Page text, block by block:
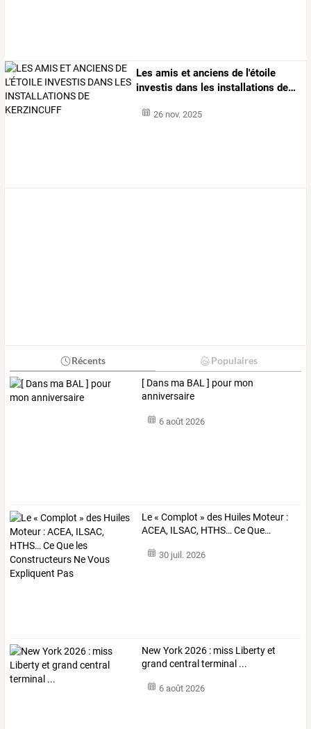
Les amis et anciens de l'étoile
investis dans les installations de…
26 nov. 2025
Récents Populaires
[ Dans ma BAL ] pour mon
anniversaire
6 août 2026
Le« Complot » des Huiles Moteur :
ACEA, ILSAC, HTHS… CeQue…
30 juil. 2026
New York 2026 : miss Liberty et
grand central terminal ...
6 août 2026